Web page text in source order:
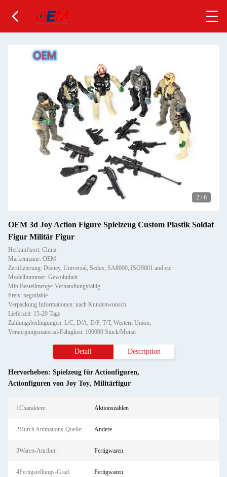
2 / 6
OEM 3d Joy Action Figure Spielzeug Custom Plastik Soldat
Figur Militär Figur
Herkunftsort: China
Markenname: OEM
Zertifizierung: Disney, Universal, Sedex, SA8000, ISO9001 and etc
Modellnummer: Gewohnheit
Min Bestellmenge: Verhandlungsfähig
Preis: negotiable
Verpackung Informationen: nach Kundenwunsch
Lieferzeit: 15-20 Tage
Zahlungsbedingungen: L/C, D/A, D/P, T/T, Western Union,
Versorgungsmaterial-Fähigkeit: 100000 Stück/Monat
Detail Description
Hervorheben: Spielzeug für Actionfiguren,
Actionfiguren von Joy Toy, Militärfigur
1Charaktere: Aktionszahlen
2Durch Animations-Quelle: Andere
3Waren-Attribut: Fertigwaren
4Fertigstellungs-Grad: Fertigwaren